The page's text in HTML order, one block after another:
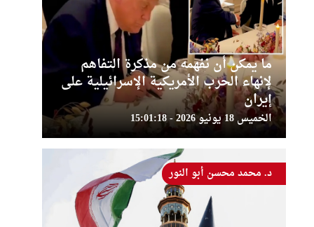
ما يمكن أن نفهمه من مذكرة التفاهم
لإنهاء الحرب الأمريكية الإسرائيلية على
إيران
الخميس 18 يونيو 2026 - 15:01:18
د. محمد محسن أبو النور